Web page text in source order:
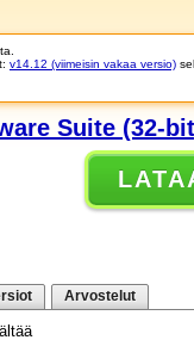
v14.12 (viimeisin vakaa versio)
Suite (32-
Arvostelut